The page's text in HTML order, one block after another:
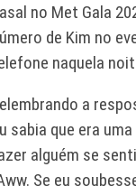
no Met Gala
de Kim no
naquela
a
sabia que era
alguém se
Se eu